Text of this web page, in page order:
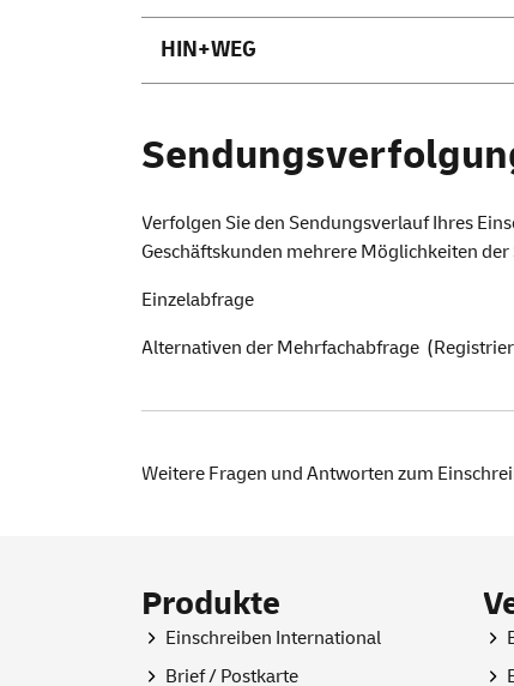
HIN+WEG
Verfolgen Sie den Sendungsverlauf Ihres
Geschäftskunden mehrere Möglichkeiten der
Einzelabfrage
Alternativen der Mehrfachabfrage
Weitere Fragen und Antworten zum
Produkte
Einschreiben International
Brief / Postkarte